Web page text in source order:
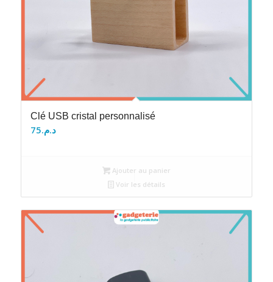
Clé USB cristal personnalisé
د.م.75
Ajouter au panier
Voir les détails